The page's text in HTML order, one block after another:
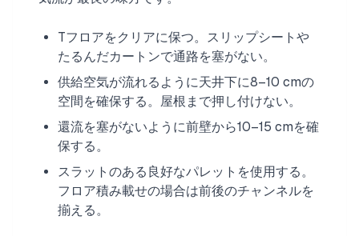
Tフロアをクリアに保つ。スリップシートや
たるんだカートンで通路を塞がない。
供給空気が流れるように天井下に8–10 cmの
空間を確保する。屋根まで押し付けない。
還流を塞がないように前壁から10–15 cmを確
保する。
スラットのある良好なパレットを使用する。
フロア積み載せの場合は前後のチャンネルを
揃える。